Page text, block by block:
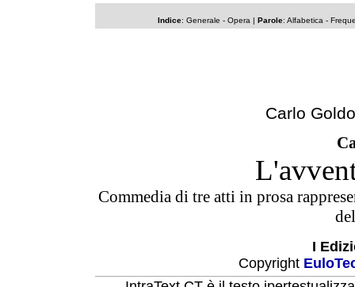
Indice: Generale - Opera | Parole: Alfabetica -
Carlo
Commedia di tre atti in prosa
I
Copyright